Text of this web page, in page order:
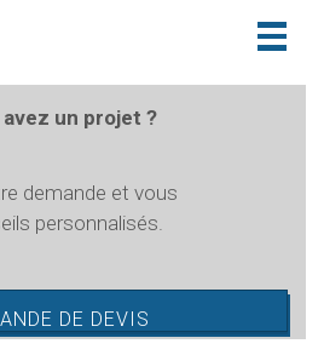
un projet ?
demande et vous
personnalisés.
DE DEVIS